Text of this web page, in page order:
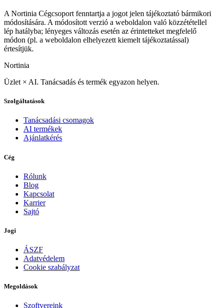
A Nortinia Cégcsoport fenntartja a jogot jelen tájékoztató bármikori
módosítására. A módosított verzió a weboldalon való közzététellel
lép hatályba; lényeges változás esetén az érintetteket megfelelő
módon (pl. a weboldalon elhelyezett kiemelt tájékoztatással)
értesítjük.
Nortinia
Üzlet × AI. Tanácsadás és termék egyazon helyen.
Szolgáltatások
Tanácsadási csomagok
AI termékek
Ajánlatkérés
Cég
Rólunk
Blog
Kapcsolat
Karrier
Sajtó
Jogi
ÁSZF
Adatvédelem
Cookie szabályzat
Megoldások
Szoftvereink